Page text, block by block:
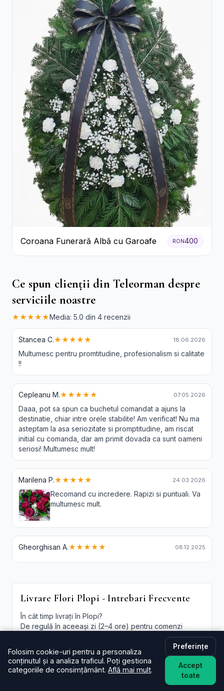
Coroana Funerară Albă cu Garoafe RON400
Ce spun clienții din Teleorman despre
serviciile noastre
★★★★★Media: 5.0 din 4 recenzii
Stancea C.★★★★★ 18.06.2026
Multumesc pentru promtitudine, profesionalism si calitate
!!
Cepleanu M.★★★★★ 07.05.2026
Daaa, pot sa spun ca buchetul comandat a ajuns la
destinatie, chiar intre orele stabilite! Am verificat! Nu ma
asteptam la asa seriozitate si promptitudine, am riscat
initial cu comanda, dar am primit dovada ca sunt oameni
seriosi! Multumesc mult!
Marilena P.★★★★★ 24.03.2026
Recomand cu incredere. Rapizi si puntuali. Va
multumesc mult.
Gheorghisan A.★★★★★ 08.12.2025
Livrare Flori Plopi - Intrebari Frecvente
În cât timp livrați în Plopi?
De regulă în aceeași zi (2–4 ore) pentru comenzi
plasate în intervalul programului. La checkout poți
livrare flori Plopi in
aceeasi ziîn funcție de disponibilitate.
Este livrarea de flori la domiciliu în Plopi disponibilă și
Folosim cookie-uri pentru a personaliza
conținutul și a analiza traficul. Poți gestiona
categoriile de consimțământ. Află mai mult.
Preferințe
Accept
toate